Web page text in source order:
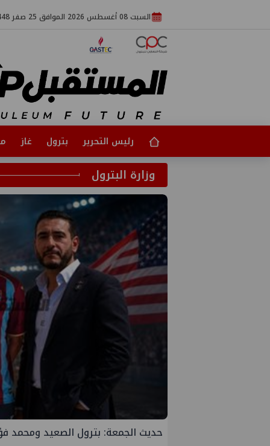
السبت 08 أغسطس 2026 الموافق 25 صفر 1448
رئيس التحرير بترول غاز
وزارة البترول
حديث الجمعة: بترول الصعيد ومحمد